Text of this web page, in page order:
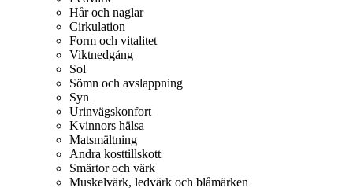
Hår och naglar
Cirkulation
Form och vitalitet
Viktnedgång
Sol
Sömn och avslappning
Syn
Urinvägskonfort
Kvinnors hälsa
Matsmältning
Andra kosttillskott
Smärtor och värk
Muskelvärk, ledvärk och blåmärken